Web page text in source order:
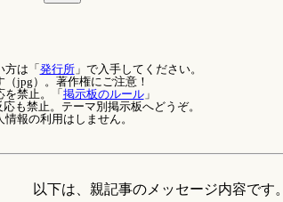
方は「 発行所」で入手してください。
jpg）。著作権にご注意！
を禁止。「 掲示板のルール」
も禁止。テーマ別掲示板へどうぞ。
報の利用はしません。
以下は、親記事のメッセージ内容です。